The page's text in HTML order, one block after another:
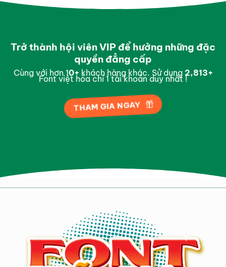
Trở thành hội viên VIP để hưởng những đặc
quyền đẳng cấp
Cùng với hơn 10+khách hàng khác. Sử dụng 2,987+
Font việt hóa chỉ 1 tài khoản duy nhất !
THAM GIA NGAY